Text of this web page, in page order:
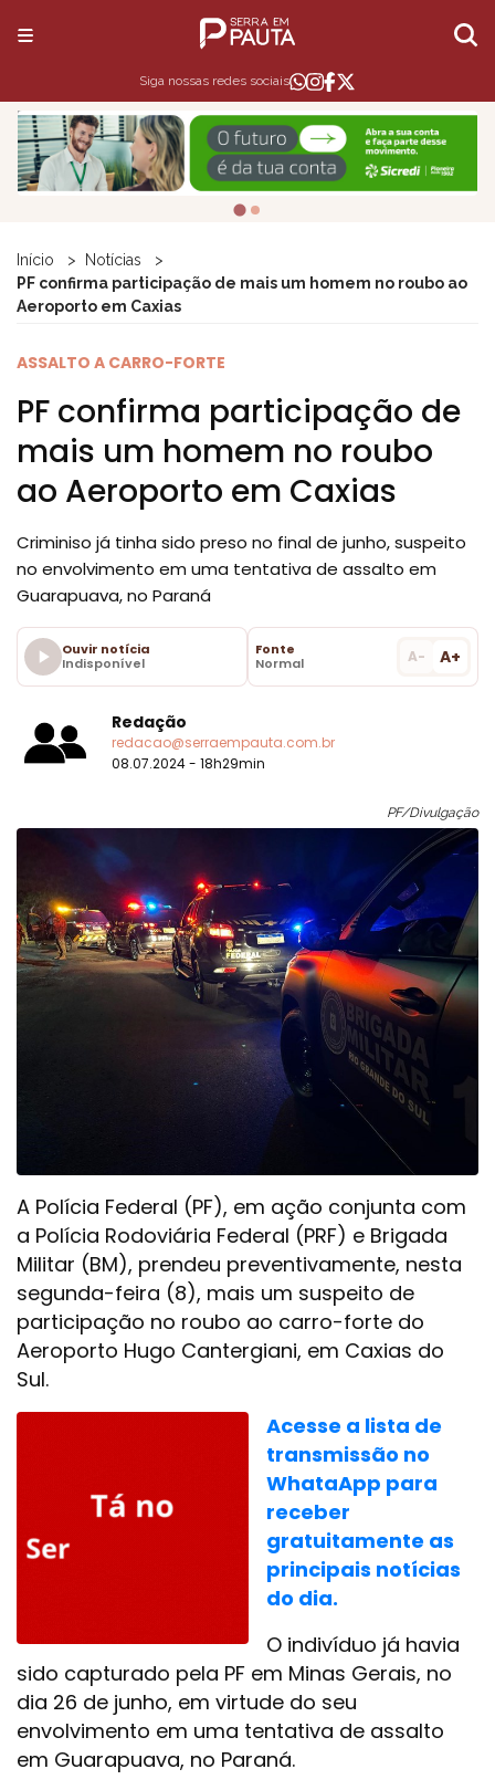
Siga nossas redes sociais
Início
Notícias
PF confirma participação de mais um homem no roubo ao
Aeroporto em Caxias
ASSALTO A CARRO-FORTE
PF confirma participação de
mais um homem no roubo
ao Aeroporto em Caxias
Criminiso já tinha sido preso no final de junho, suspeito
no envolvimento em uma tentativa de assalto em
Guarapuava, no Paraná
Ouvir notícia
Indisponível
Fonte
Normal
A- A+
Redação
redacao@serraempauta.com.br
08.07.2024 - 18h29min
PF/Divulgação
A Polícia Federal (PF), em ação conjunta com
a Polícia Rodoviária Federal (PRF) e Brigada
Militar (BM), prendeu preventivamente, nesta
segunda-feira (8), mais um suspeito de
participação no roubo ao carro-forte do
Aeroporto Hugo Cantergiani, em Caxias do
Sul.
Acesse a lista de
transmissão no
WhataApp para
receber
gratuitamente as
principais notícias
do dia.
O indivíduo já havia
sido capturado pela PF em Minas Gerais, no
dia 26 de junho, em virtude do seu
envolvimento em uma tentativa de assalto
em Guarapuava, no Paraná.